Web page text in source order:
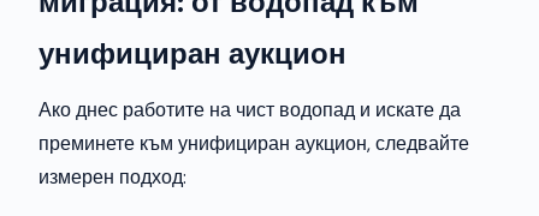
унифициран аукцион
Ако днес работите на чист водопад и искате да
преминете към унифициран аукцион, следвайте
измерен подход: